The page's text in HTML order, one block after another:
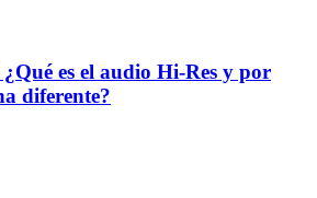
es el audio Hi-Res y por
diferente?